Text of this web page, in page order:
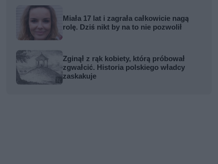
Miała 17 lat i zagrała całkowicie nagą
rolę. Dziś nikt by na to nie pozwolił
Zginął z rąk kobiety, którą próbował
zgwałcić. Historia polskiego władcy
zaskakuje